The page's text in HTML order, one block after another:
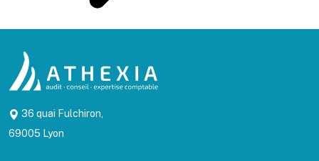
36 quai Fulchiron,
69005 Lyon